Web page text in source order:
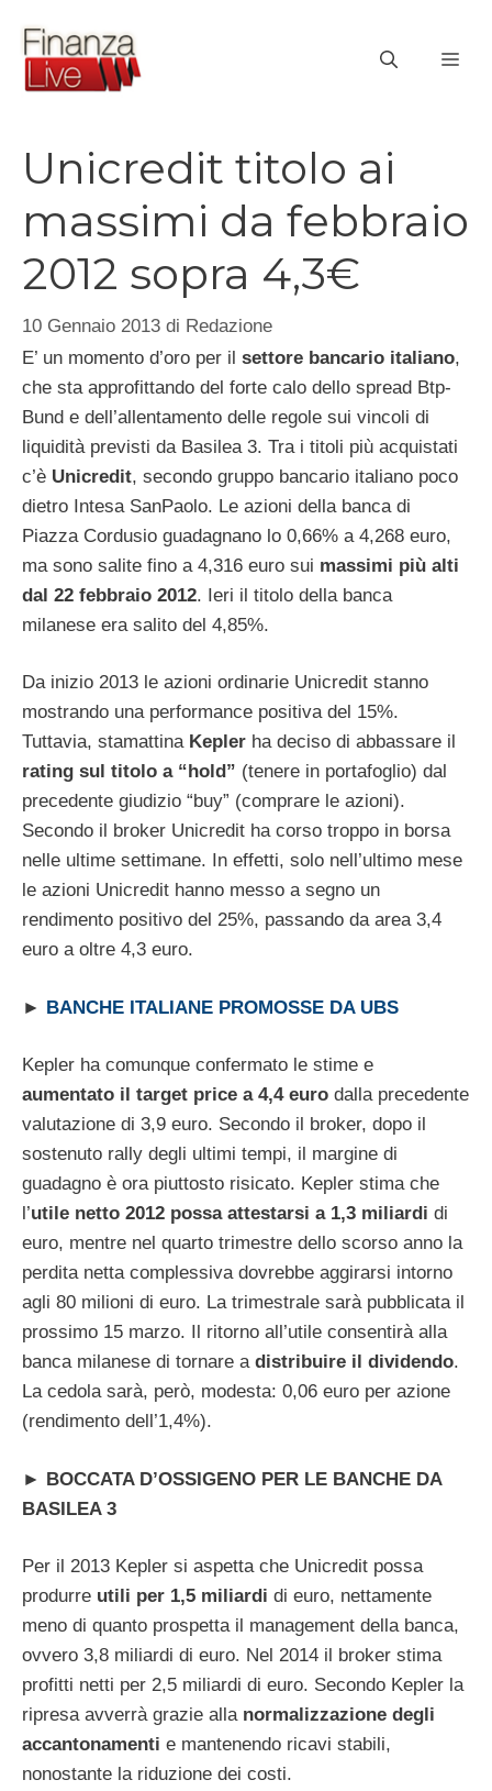
contenuto
Unicredit titolo ai
massimi da febbraio
2012 sopra 4,3€
10 Gennaio 2013 di Redazione
E’ un momento d’oro per il settore bancario italiano,
che sta approfittando del forte calo dello spread Btp-
Bund e dell’allentamento delle regole sui vincoli di
liquidità previsti da Basilea 3. Tra i titoli più acquistati
c’è Unicredit, secondo gruppo bancario italiano poco
dietro Intesa SanPaolo. Le azioni della banca di
Piazza Cordusio guadagnano lo 0,66% a 4,268 euro,
ma sono salite fino a 4,316 euro sui massimi più alti
dal 22 febbraio 2012. Ieri il titolo della banca
milanese era salito del 4,85%.
Da inizio 2013 le azioni ordinarie Unicredit stanno
mostrando una performance positiva del 15%.
Tuttavia, stamattina Kepler ha deciso di abbassare il
rating sul titolo a “hold” (tenere in portafoglio) dal
precedente giudizio “buy” (comprare le azioni).
Secondo il broker Unicredit ha corso troppo in borsa
nelle ultime settimane. In effetti, solo nell’ultimo mese
le azioni Unicredit hanno messo a segno un
rendimento positivo del 25%, passando da area 3,4
euro a oltre 4,3 euro.
► BANCHE ITALIANE PROMOSSE DA UBS
Kepler ha comunque confermato le stime e
aumentato il target price a 4,4 euro dalla precedente
valutazione di 3,9 euro. Secondo il broker, dopo il
sostenuto rally degli ultimi tempi, il margine di
guadagno è ora piuttosto risicato. Kepler stima che
l’utile netto 2012 possa attestarsi a 1,3 miliardi di
euro, mentre nel quarto trimestre dello scorso anno la
perdita netta complessiva dovrebbe aggirarsi intorno
agli 80 milioni di euro. La trimestrale sarà pubblicata il
prossimo 15 marzo. Il ritorno all’utile consentirà alla
banca milanese di tornare a distribuire il dividendo.
La cedola sarà, però, modesta: 0,06 euro per azione
(rendimento dell’1,4%).
► BOCCATA D’OSSIGENO PER LE BANCHE DA
BASILEA 3
Per il 2013 Kepler si aspetta che Unicredit possa
produrre utili per 1,5 miliardi di euro, nettamente
meno di quanto prospetta il management della banca,
ovvero 3,8 miliardi di euro. Nel 2014 il broker stima
profitti netti per 2,5 miliardi di euro. Secondo Kepler la
ripresa avverrà grazie alla normalizzazione degli
accantonamenti e mantenendo ricavi stabili,
nonostante la riduzione dei costi.